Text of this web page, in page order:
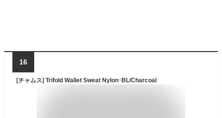
16
[チャムス] Trifold Wallet Sweat Nylon･BL/Charcoal